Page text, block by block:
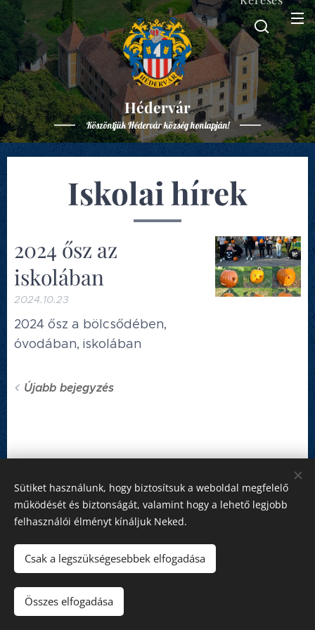
Hédervár
Köszöntjük Hédervár község honlapján!
Iskolai hírek
2024 ősz az
iskolában
2024.10.23
2024 ősz a bölcsődében,
óvodában, iskolában
Újabb bejegyzés
Honlap tulajdonos:Hédervár Község Önkormányzata
Adatvédelmi tájékoztató
Készítő:Mészáros Bott Boglárka
Domain:SZIGETKÖZ.NET Kft.
Sütiket használunk, hogy biztosítsuk a weboldal megfelelő
működését és biztonságát, valamint hogy a lehető legjobb
felhasználói élményt kínáljuk Neked.
Csak a legszükségesebbek elfogadása
Összes elfogadása